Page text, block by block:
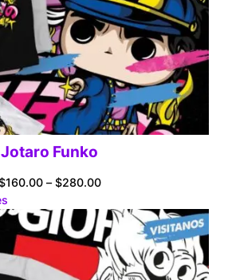
Jotaro Funko
160.00 – $280.00Price
$160.00
through
$280.00